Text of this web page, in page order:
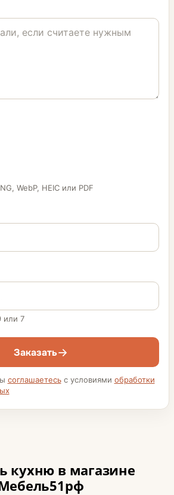
WebP, HEIC или PDF
или 7
Заказать
соглашаетесьс условиями обработки
кухню в магазине